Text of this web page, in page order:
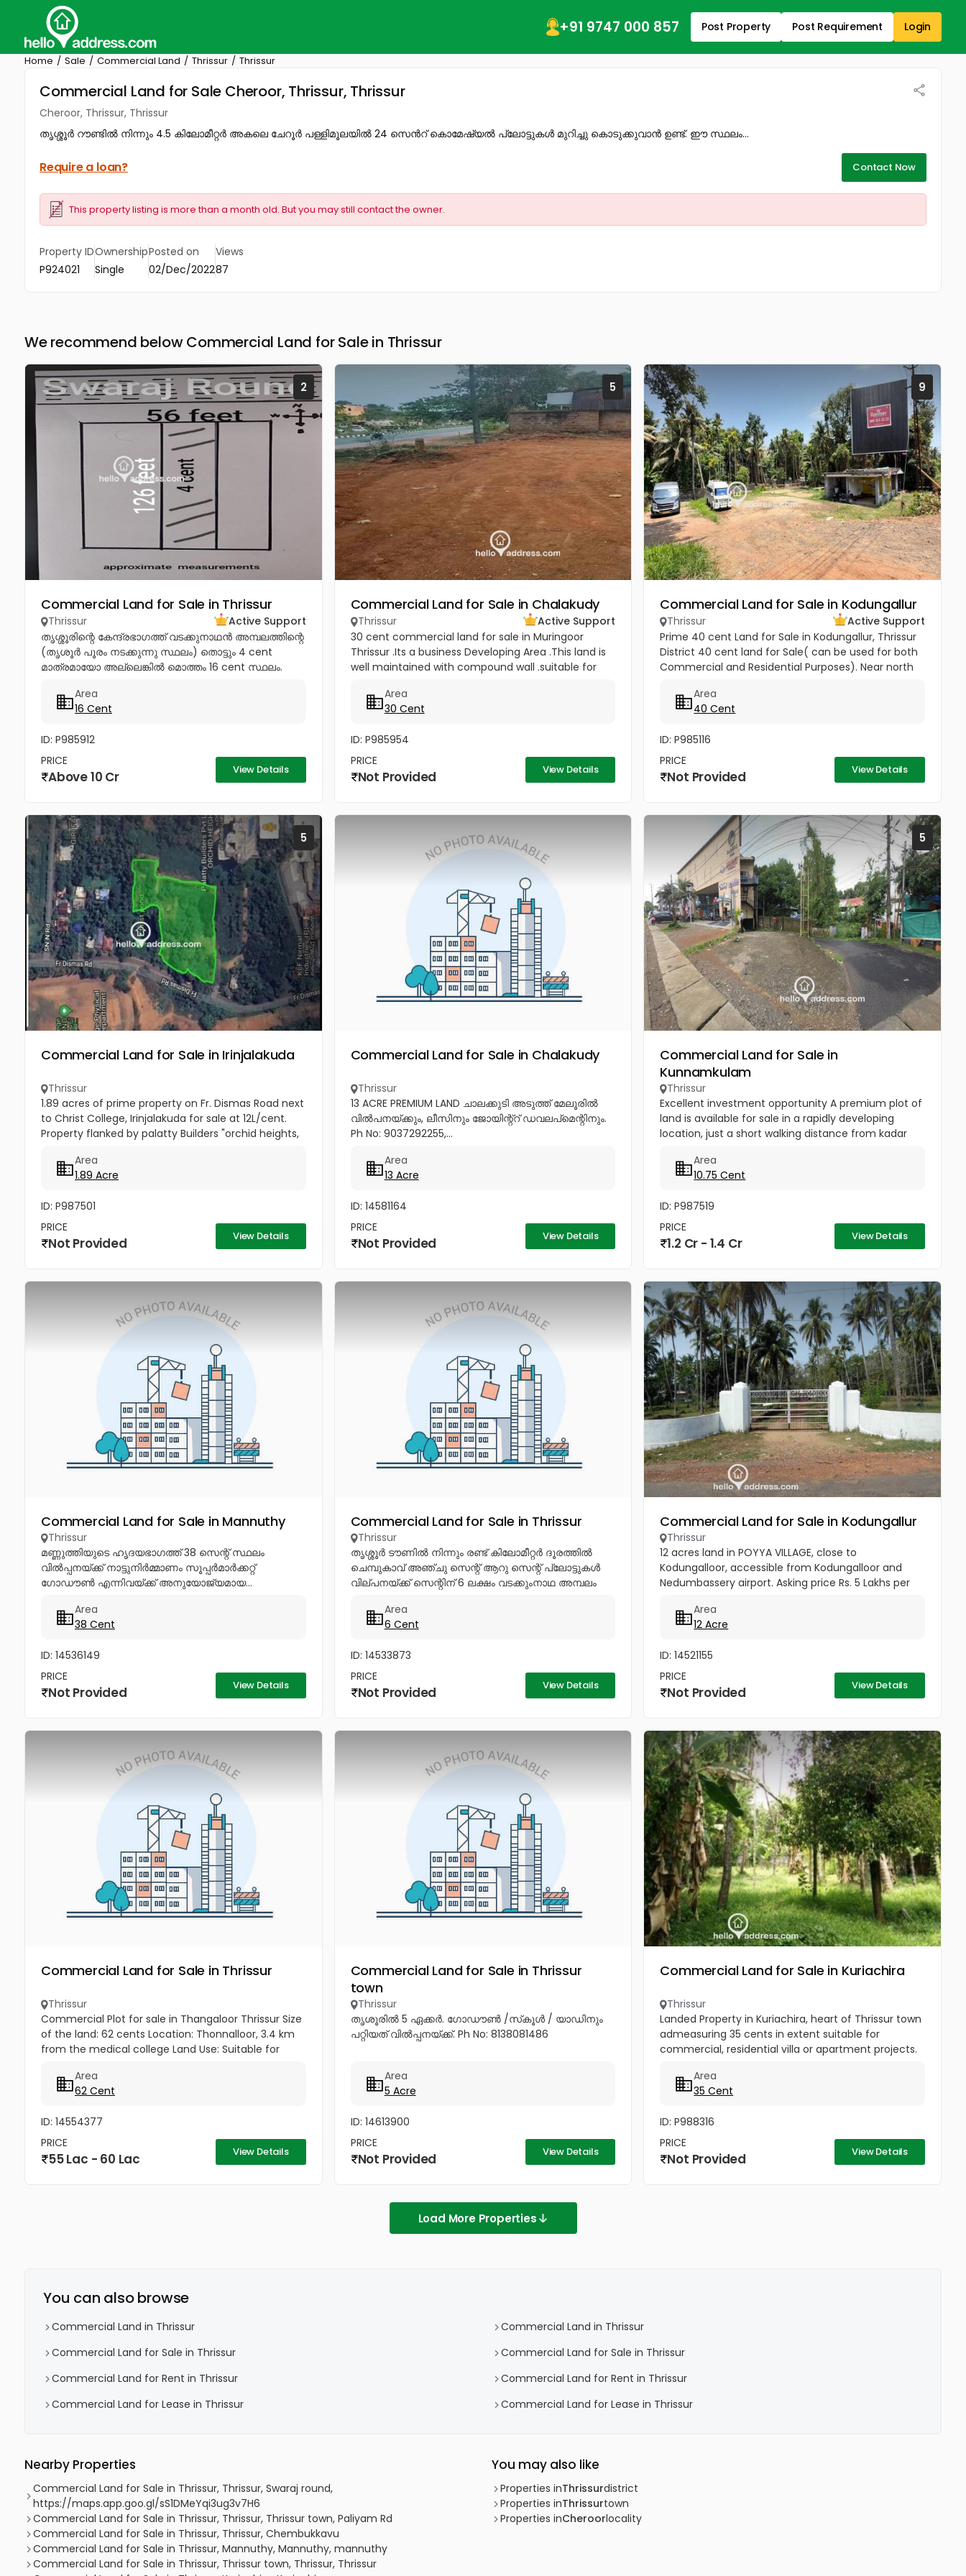
+91 9747 000 857 Post Property Post Requirement Login
Home Sale Commercial Land Thrissur Thrissur
Commercial Land for Sale Cheroor, Thrissur, Thrissur
Cheroor, Thrissur, Thrissur
തൃശ്ശൂർ റൗണ്ടിൽ നിന്നും 4.5 കിലോമീറ്റർ അകലെ ചേറൂർ പള്ളിമൂലയിൽ 24 സെൻറ് കൊമേഷ്യൽ പ്ലോട്ടുകൾ മുറിച്ചു കൊടുക്കുവാൻ ഉണ്ട്. ഈ സ്ഥലം...
Require a loan? Contact Now
This property listing is more than a month old. But you may still contact the owner.
Property ID
P924021
Ownership
Single
Posted on
02/Dec/2022
Views
87
We recommend below Commercial Land for Sale in Thrissur
2
Commercial Land for Sale in Thrissur
Thrissur
Active Support
തൃശ്ശൂരിന്റെ കേന്ദ്രഭാഗത്ത് വടക്കുനാഥൻ അമ്പലത്തിന്റെ
(തൃശൂർ പൂരം നടക്കുന്നു സ്ഥലം) തൊട്ടും 4 cent
മാത്രമായോ അല്ലെങ്കിൽ മൊത്തം 16 cent സ്ഥലം.
demolished Total Price -20...
Area
16 Cent
ID: P985912
PRICE
Above 10 Cr View Details
5
Commercial Land for Sale in Chalakudy
Thrissur
Active Support
30 cent commercial land for sale in Muringoor
Thrissur .Its a business Developing Area .This land is
well maintained with compound wall .suitable for
and gate Facing to NH...
Area
30 Cent
ID: P985954
PRICE
Not Provided View Details
9
Commercial Land for Sale in Kodungallur
Thrissur
Active Support
Prime 40 cent Land for Sale in Kodungallur, Thrissur
District 40 cent land for Sale( can be used for both
Commercial and Residential Purposes). Near north
to NH Opening...
Area
40 Cent
ID: P985116
PRICE
Not Provided View Details
5
Commercial Land for Sale in Irinjalakuda
Thrissur
1.89 acres of prime property on Fr. Dismas Road next
to Christ College, Irinjalakuda for sale at 12L/cent.
Property flanked by palatty Builders "orchid heights,
College....
Area
1.89 Acre
ID: P987501
PRICE
Not Provided View Details
Commercial Land for Sale in Chalakudy
Thrissur
13 ACRE PREMIUM LAND ചാലക്കുടി അടുത്ത് മേലൂരിൽ
വിൽപനയ്ക്കും, ലീസിനും ജോയിന്റ്റ് ഡവലപ്മെന്റിനും.
Ph No: 9037292255,...
Area
13 Acre
ID: 14581164
PRICE
Not Provided View Details
5
Commercial Land for Sale in
Kunnamkulam
Thrissur
Excellent investment opportunity A premium plot of
land is available for sale in a rapidly developing
location, just a short walking distance from kadar
mall,... Area
10.75 Cent
ID: P987519
PRICE
1.2 Cr - 1.4 Cr View Details
Commercial Land for Sale in Mannuthy
Thrissur
മണ്ണുത്തിയുടെ ഹൃദയഭാഗത്ത് 38 സെന്റ് സ്ഥലം
വിൽപ്പനയ്ക്ക് നാട്ടുനിർമ്മാണം സൂപ്പർമാർക്കറ്റ്
ഗോഡൗൺ എന്നിവയ്ക്ക് അനുയോജ്യമായ...
Area
38 Cent
ID: 14536149
PRICE
Not Provided View Details
Commercial Land for Sale in Thrissur
Thrissur
തൃശ്ശൂർ ടൗണിൽ നിന്നും രണ്ട് കിലോമീറ്റർ ദൂരത്തിൽ
ചെമ്പുകാവ് അഞ്ചു സെന്റ് ആറു സെന്റ് പ്ലോട്ടുകൾ
വില്പനയ്ക്ക് സെന്റിന് 6 ലക്ഷം വടക്കുംനാഥ അമ്പലം
അഞ്ചു മിനിറ്റ് മാത്രം...
Area
6 Cent
ID: 14533873
PRICE
Not Provided View Details
Commercial Land for Sale in Kodungallur
Thrissur
12 acres land in POYYA VILLAGE, close to
Kodungalloor, accessible from Kodungalloor and
Nedumbassery airport. Asking price Rs. 5 Lakhs per
Area
12 Acre
ID: 14521155
PRICE
Not Provided View Details
Commercial Land for Sale in Thrissur
Thrissur
Commercial Plot for sale in Thangaloor Thrissur Size
of the land: 62 cents Location: Thonnalloor, 3.4 km
from the medical college Land Use: Suitable for
road Price: ₹90,000...
Area
62 Cent
ID: 14554377
PRICE
55 Lac - 60 Lac View Details
Commercial Land for Sale in Thrissur
town
Thrissur
തൃശൂരിൽ 5 ഏക്കർ. ഗോഡൗൺ /സ്‌കൂൾ / യാഡിനും
പറ്റിയത് വിൽപ്പനയ്ക്ക്. Ph No: 8138081486
Area
5 Acre
ID: 14613900
PRICE
Not Provided View Details
Commercial Land for Sale in Kuriachira
Thrissur
Landed Property in Kuriachira, heart of Thrissur town
admeasuring 35 cents in extent suitable for
commercial, residential villa or apartment projects.
Area
35 Cent
ID: P988316
PRICE
Not Provided View Details
Load More Properties
You can also browse
Commercial Land in Thrissur
Commercial Land in Thrissur
Commercial Land for Sale in Thrissur
Commercial Land for Sale in Thrissur
Commercial Land for Rent in Thrissur
Commercial Land for Rent in Thrissur
Commercial Land for Lease in Thrissur
Commercial Land for Lease in Thrissur
Nearby Properties
Commercial Land for Sale in Thrissur, Thrissur, Swaraj round,
https://maps.app.goo.gl/sS1DMeYqi3ug3v7H6
Commercial Land for Sale in Thrissur, Thrissur, Thrissur town, Paliyam Rd
Commercial Land for Sale in Thrissur, Thrissur, Chembukkavu
Commercial Land for Sale in Thrissur, Mannuthy, Mannuthy, mannuthy
Commercial Land for Sale in Thrissur, Thrissur town, Thrissur, Thrissur
You may also like
Properties inThrissurdistrict
Properties inThrissurtown
Properties inCheroorlocality